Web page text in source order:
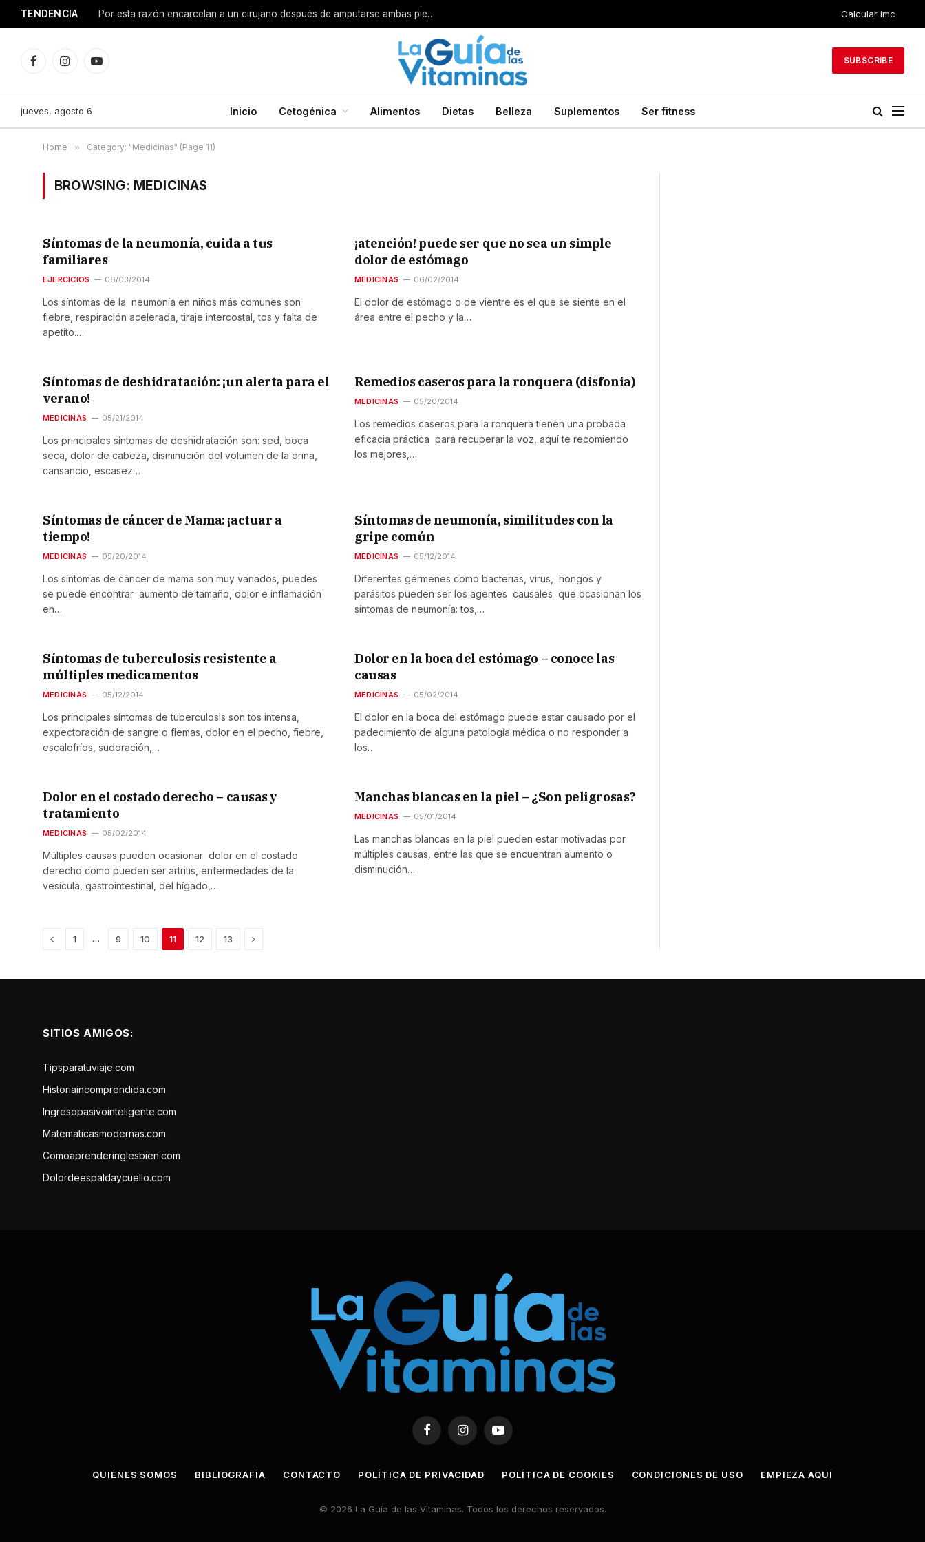
TENDENCIA Por esta razón encarcelan a un cirujano después de amputarse ambas piernas Calcular imc
FacebookInstagramYouTube
SUBSCRIBE
jueves, agosto 6 Inicio Cetogénica Alimentos Dietas Belleza Suplementos Ser fitness
Home » Category: "Medicinas" (Page 11)
BROWSING: MEDICINAS
Síntomas de la neumonía, cuida a tus
familiares
EJERCICIOS 06/03/2014
Los síntomas de la neumonía en niños más comunes son
fiebre, respiración acelerada, tiraje intercostal, tos y falta de
apetito.…
¡atención! puede ser que no sea un simple
dolor de estómago
MEDICINAS 06/02/2014
El dolor de estómago o de vientre es el que se siente en el
área entre el pecho y la…
Síntomas de deshidratación: ¡un alerta para el
verano!
MEDICINAS 05/21/2014
Los principales síntomas de deshidratación son: sed, boca
seca, dolor de cabeza, disminución del volumen de la orina,
cansancio, escasez…
Remedios caseros para la ronquera (disfonia)
MEDICINAS 05/20/2014
Los remedios caseros para la ronquera tienen una probada
eficacia práctica para recuperar la voz, aquí te recomiendo
los mejores,…
Síntomas de cáncer de Mama: ¡actuar a
tiempo!
MEDICINAS 05/20/2014
Los síntomas de cáncer de mama son muy variados, puedes
se puede encontrar aumento de tamaño, dolor e inflamación
en…
Síntomas de neumonía, similitudes con la
gripe común
MEDICINAS 05/12/2014
Diferentes gérmenes como bacterias, virus, hongos y
parásitos pueden ser los agentes causales que ocasionan los
síntomas de neumonía: tos,…
Síntomas de tuberculosis resistente a
múltiples medicamentos
MEDICINAS 05/12/2014
Los principales síntomas de tuberculosis son tos intensa,
expectoración de sangre o flemas, dolor en el pecho, fiebre,
escalofríos, sudoración,…
Dolor en la boca del estómago – conoce las
causas
MEDICINAS 05/02/2014
El dolor en la boca del estómago puede estar causado por el
padecimiento de alguna patología médica o no responder a
los…
Dolor en el costado derecho – causas y
tratamiento
MEDICINAS 05/02/2014
Múltiples causas pueden ocasionar dolor en el costado
derecho como pueden ser artritis, enfermedades de la
vesícula, gastrointestinal, del hígado,…
Manchas blancas en la piel – ¿Son peligrosas?
MEDICINAS 05/01/2014
Las manchas blancas en la piel pueden estar motivadas por
múltiples causas, entre las que se encuentran aumento o
disminución…
Previous
1 … 9 10 11 12 13 Next
SITIOS AMIGOS:
Tipsparatuviaje.com
Historiaincomprendida.com
Ingresopasivointeligente.com
Matematicasmodernas.com
Comoaprenderinglesbien.com
Dolordeespaldaycuello.com
FacebookInstagramYouTube
QUIÉNES SOMOS BIBLIOGRAFÍA CONTACTO POLÍTICA DE PRIVACIDAD POLÍTICA DE COOKIES CONDICIONES DE USO EMPIEZA AQUÍ
© 2026 La Guía de las Vitaminas. Todos los derechos reservados.